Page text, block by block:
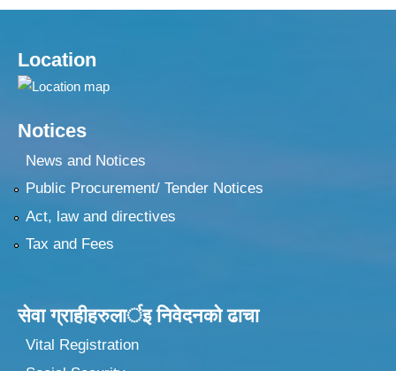
Location
Notices
News and Notices
Public Procurement/ Tender Notices
Act, law and directives
Tax and Fees
सेवा ग्राहीहरुलार्इ निवेदनकाे ढा‍चा
Vital Registration